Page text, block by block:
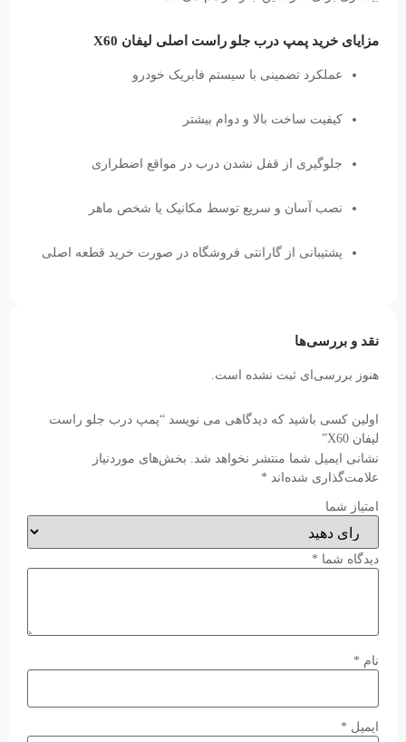
مزایای خرید پمپ درب جلو راست اصلی لیفان X60
عملکرد تضمینی با سیستم فابریک خودرو
کیفیت ساخت بالا و دوام بیشتر
جلوگیری از قفل نشدن درب در مواقع اضطراری
نصب آسان و سریع توسط مکانیک یا شخص ماهر
پشتیبانی از گارانتی فروشگاه در صورت خرید قطعه اصلی
نقد و بررسی‌ها
هنوز بررسی‌ای ثبت نشده است.
اولین کسی باشید که دیدگاهی می نویسد “پمپ درب جلو راست
لیفان X60”
نشانی ایمیل شما منتشر نخواهد شد. بخش‌های موردنیاز
علامت‌گذاری شده‌اند *
امتیاز شما
دیدگاه شما *
نام *
ایمیل *